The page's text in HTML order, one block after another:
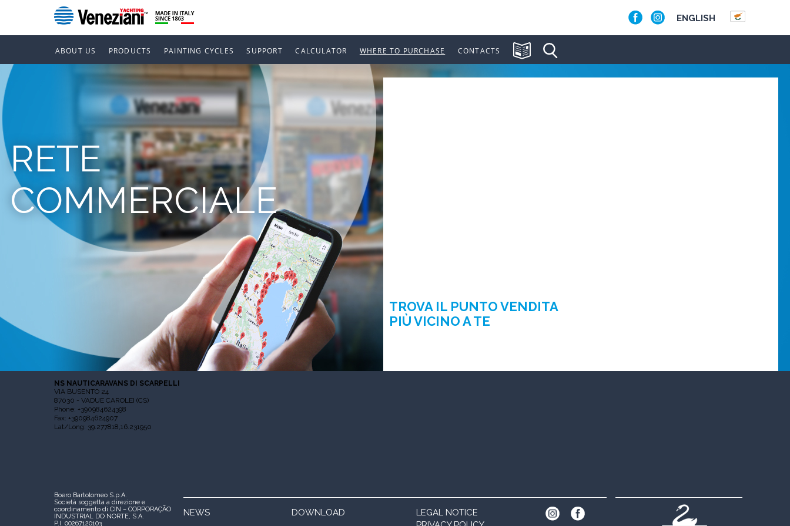
ENGLISH
ABOUT US PRODUCTS PAINTING CYCLES SUPPORT CALCULATOR WHERE TO PURCHASE CONTACTS
RETE
COMMERCIALE
TROVA IL PUNTO VENDITA
PIÙ VICINO A TE
NS NAUTICARAVANS DI SCARPELLI
VIA BUSENTO 24
87030 - VADUE CAROLEI (CS)
Phone: +390984624398
Fax: +390984624907
Lat/Long: 39.277818,16.231950
Boero Bartolomeo S.p.A.
Società soggetta a direzione e
coordinamento di CIN – CORPORAÇÃO
INDUSTRIAL DO NORTE, S.A.
P.I. 00267120103
NEWS DOWNLOAD
LEGAL NOTICE